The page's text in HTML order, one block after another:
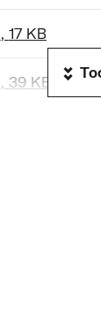
, 17 KB
, 39 KB